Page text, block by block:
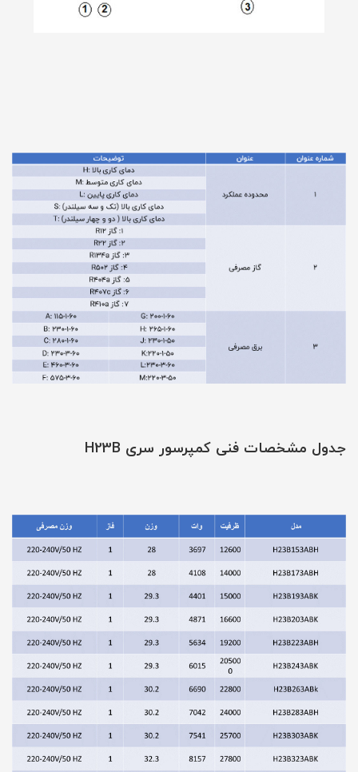
جدول مشخصات فنی کمپرسور سری H23B